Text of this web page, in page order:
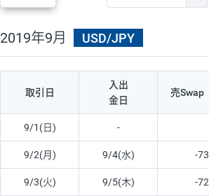
2019年9月 USD/JPY
取引日
入出
金日
売Swap
9/1(日) -
9/2(月) 9/4(水) -73
9/3(火) 9/5(木) -72